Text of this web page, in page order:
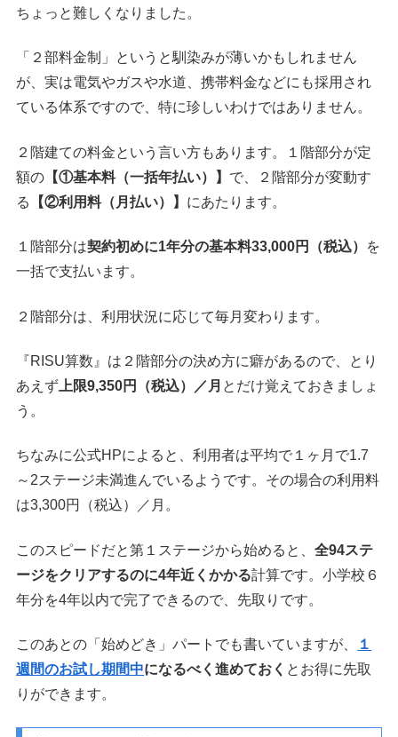
ちょっと難しくなりました。
「２部料金制」というと馴染みが薄いかもしれません
が、実は電気やガスや水道、携帯料金などにも採用され
ている体系ですので、特に珍しいわけではありません。
２階建ての料金という言い方もあります。１階部分が定
額の 【①基本料（一括年払い）】 で、２階部分が変動す
る
【②利用料（月払い）】 にあたります。
１階部分は契約初めに1年分の基本料33,000円（税込）
を
一括で支払います。
２階部分は、利用状況に応じて毎月変わります。
『RISU算数』は２階部分の決め方に癖があるので、とり
あえず 上限9,350円（税込）／月 とだけ覚えておきましょ
う。
ちなみに公式HPによると、利用者は平均で１ヶ月で1.7
～2ステージ未満進んでいるようです。その場合の利用料
は3,300円（税込）／月。
このスピードだと第１ステージから始めると、全94ステ
ージをクリアするのに4年近くかかる計算です。小学校６
年分を4年以内で完了できるので、先取りです。
このあとの「始めどき」パートでも書いていますが、
１
週間のお試し期間中になるべく進めておく とお得に先取
りができます。